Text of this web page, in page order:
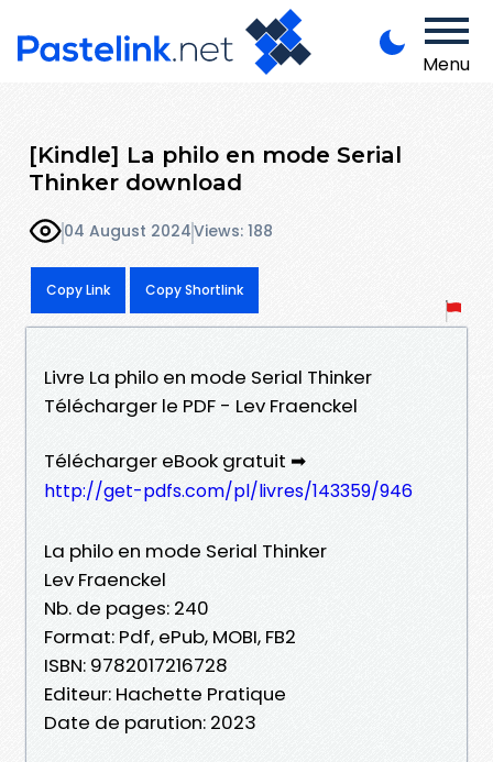
Menu
[Kindle] La philo en mode Serial
Thinker download
04 August 2024Views: 188
Copy Link Copy Shortlink
Livre La philo en mode Serial Thinker
Télécharger le PDF - Lev Fraenckel
Télécharger eBook gratuit ➡
http://get-pdfs.com/pl/livres/143359/946
La philo en mode Serial Thinker
Lev Fraenckel
Nb. de pages: 240
Format: Pdf, ePub, MOBI, FB2
ISBN: 9782017216728
Editeur: Hachette Pratique
Date de parution: 2023